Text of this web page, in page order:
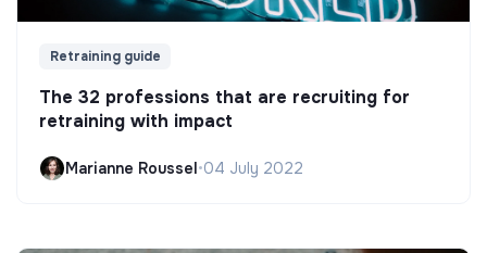
Retraining guide
The 32 professions that are recruiting for
retraining with impact
Marianne Roussel•04 July 2022